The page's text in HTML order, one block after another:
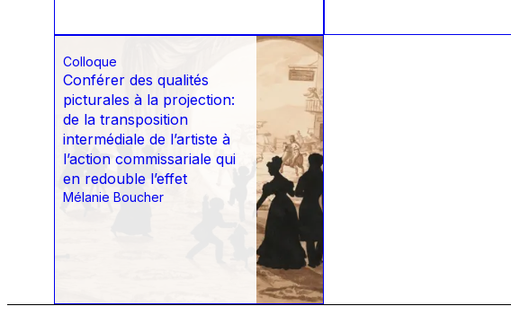
Colloque
Conférer des qualités
picturales à la projection:
de la transposition
intermédiale de l’artiste à
l’action commissariale qui
en redouble l’effet
Mélanie Boucher